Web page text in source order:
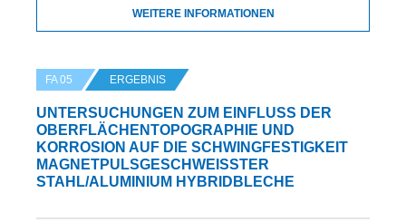
WEITERE INFORMATIONEN
FA 05 ERGEBNIS
UNTERSUCHUNGEN ZUM EINFLUSS DER
OBERFLÄCHENTOPOGRAPHIE UND
KORROSION AUF DIE SCHWINGFESTIGKEIT
MAGNETPULSGESCHWEISSTER S
TAHL/ALUMINIUM HYBRIDBLECHE